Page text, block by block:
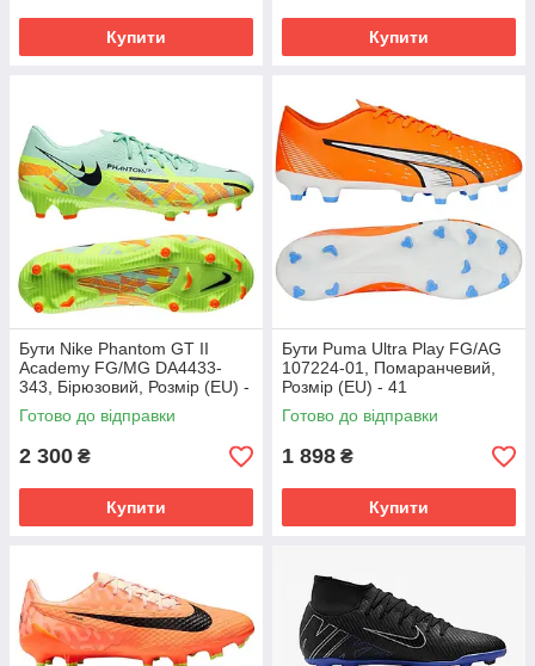
Купити Купити
Бути Nike Phantom GT II
Academy FG/MG DA4433-
343, Бірюзовий, Розмір (EU) -
45.5
Готово до відправки
2 300 ₴
Купити
Бути Puma Ultra Play FG/AG
107224-01, Помаранчевий,
Розмір (EU) - 41
Готово до відправки
1 898 ₴
Купити